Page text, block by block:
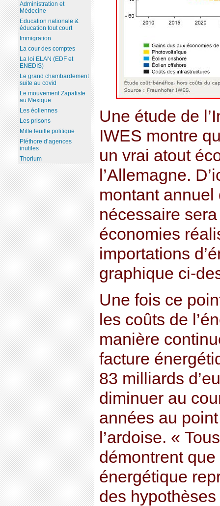
Une étude de
IWES montre
un vrai atout
l’Allemagne.
montant annuel
nécessaire
économies
importations
graphique ci-
Une fois ce
les coûts de
manière
facture
83 milliards
diminuer au
années au
l’ardoise. «
démontrent
énergétique
des
Administration et
Médecine
Education nationale &
éducation tout court
Immigration
La cour des comptes
La loi ELAN (EDF et
ENEDIS)
Le grand chambardement
suite au covid
Le mouvement Zapatiste
au Mexique
Les éoliennes
Les prisons
Mille feuille politique
Pléthore d’agences
inutiles
Thorium